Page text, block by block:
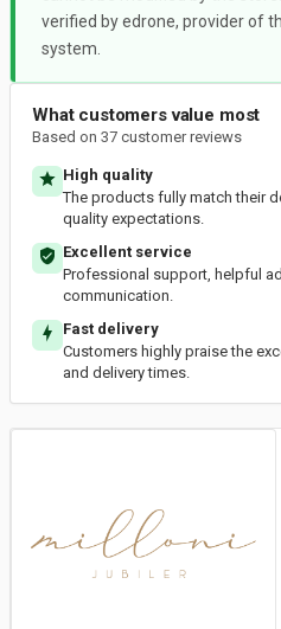
verified by edrone, provider of
system.
What customers value most
Based on 37 customer reviews
High quality
The products fully match their
quality expectations.
Excellent service
Professional support, helpful
communication.
Fast delivery
Customers highly praise the
and delivery times.